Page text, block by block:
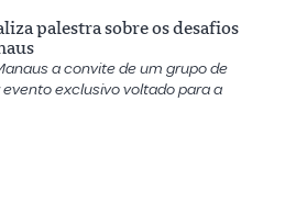
palestra sobre os desafios
a convite de um grupo de
exclusivo voltado para a